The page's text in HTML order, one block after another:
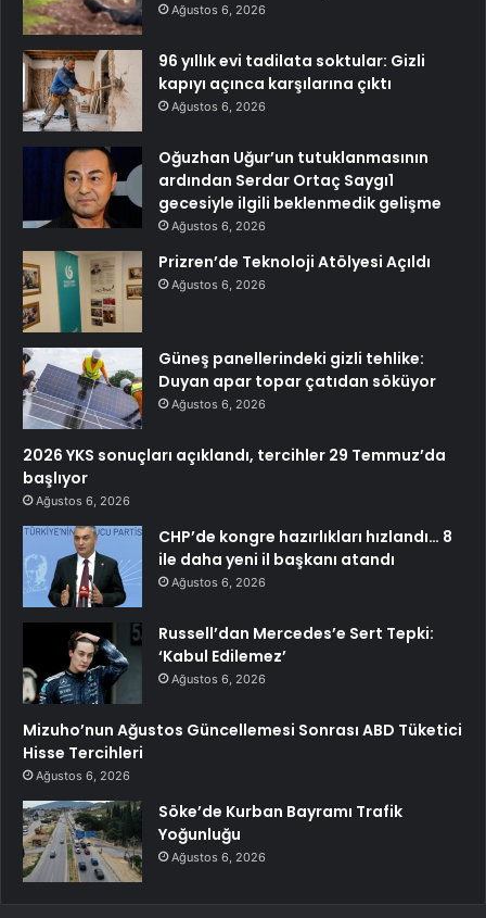
Ağustos 6, 2026
96 yıllık evi tadilata soktular: Gizli
kapıyı açınca karşılarına çıktı
Ağustos 6, 2026
Oğuzhan Uğur’un tutuklanmasının
ardından Serdar Ortaç Saygı1
gecesiyle ilgili beklenmedik gelişme
Ağustos 6, 2026
Prizren’de Teknoloji Atölyesi Açıldı
Ağustos 6, 2026
Güneş panellerindeki gizli tehlike:
Duyan apar topar çatıdan söküyor
Ağustos 6, 2026
2026 YKS sonuçları açıklandı, tercihler 29 Temmuz’da
başlıyor
Ağustos 6, 2026
CHP’de kongre hazırlıkları hızlandı… 8
ile daha yeni il başkanı atandı
Ağustos 6, 2026
Russell’dan Mercedes’e Sert Tepki:
‘Kabul Edilemez’
Ağustos 6, 2026
Mizuho’nun Ağustos Güncellemesi Sonrası ABD Tüketici
Hisse Tercihleri
Ağustos 6, 2026
Söke’de Kurban Bayramı Trafik
Yoğunluğu
Ağustos 6, 2026